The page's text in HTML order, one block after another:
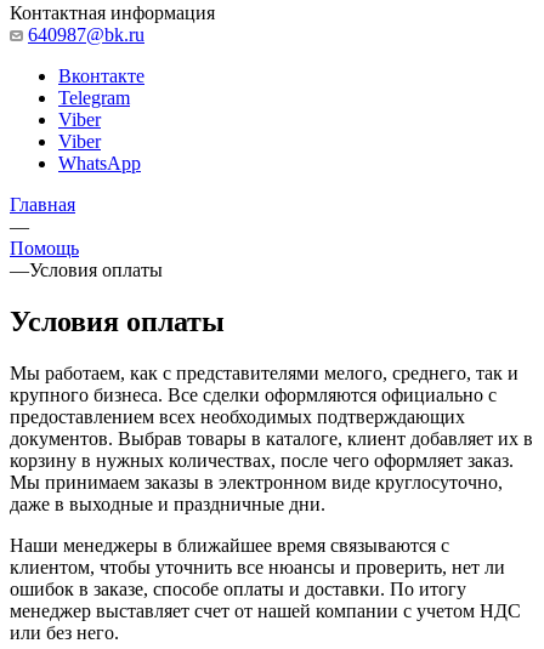
Контактная информация
640987@bk.ru
Вконтакте
Telegram
Viber
Viber
WhatsApp
Главная
—
Помощь
—Условия оплаты
Условия оплаты
Мы работаем, как с представителями мелого, среднего, так и
крупного бизнеса. Все сделки оформляются официально с
предоставлением всех необходимых подтверждающих
документов. Выбрав товары в каталоге, клиент добавляет их в
корзину в нужных количествах, после чего оформляет заказ.
Мы принимаем заказы в электронном виде круглосуточно,
даже в выходные и праздничные дни.
Наши менеджеры в ближайшее время связываются с
клиентом, чтобы уточнить все нюансы и проверить, нет ли
ошибок в заказе, способе оплаты и доставки. По итогу
менеджер выставляет счет от нашей компании с учетом НДС
или без него.